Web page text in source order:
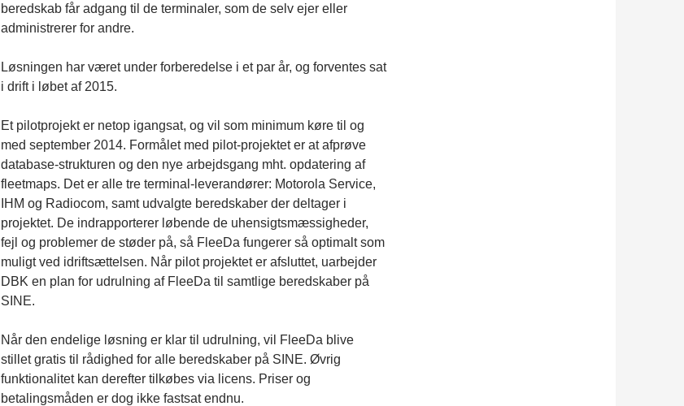
beredskab får adgang til de terminaler, som de selv ejer eller
administrerer for andre.
Løsningen har været under forberedelse i et par år, og forventes sat
i drift i løbet af 2015.
Et pilotprojekt er netop igangsat, og vil som minimum køre til og
med september 2014. Formålet med pilot-projektet er at afprøve
database-strukturen og den nye arbejdsgang mht. opdatering af
fleetmaps. Det er alle tre terminal-leverandører: Motorola Service,
IHM og Radiocom, samt udvalgte beredskaber der deltager i
projektet. De indrapporterer løbende de uhensigtsmæssigheder,
fejl og problemer de støder på, så FleeDa fungerer så optimalt som
muligt ved idriftsættelsen. Når pilot projektet er afsluttet, uarbejder
DBK en plan for udrulning af FleeDa til samtlige beredskaber på
SINE.
Når den endelige løsning er klar til udrulning, vil FleeDa blive
stillet gratis til rådighed for alle beredskaber på SINE. Øvrig
funktionalitet kan derefter tilkøbes via licens. Priser og
betalingsmåden er dog ikke fastsat endnu.